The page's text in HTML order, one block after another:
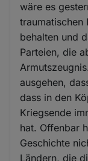
wäre es
traumatischen
behalten und
Parteien, die
ausgehen,
dass in den
Kriegsende
hat. Offenbar
Geschichte
Ländern, die